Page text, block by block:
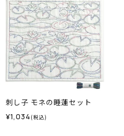
刺し子 モネの睡蓮セット
¥1,034 (税込)